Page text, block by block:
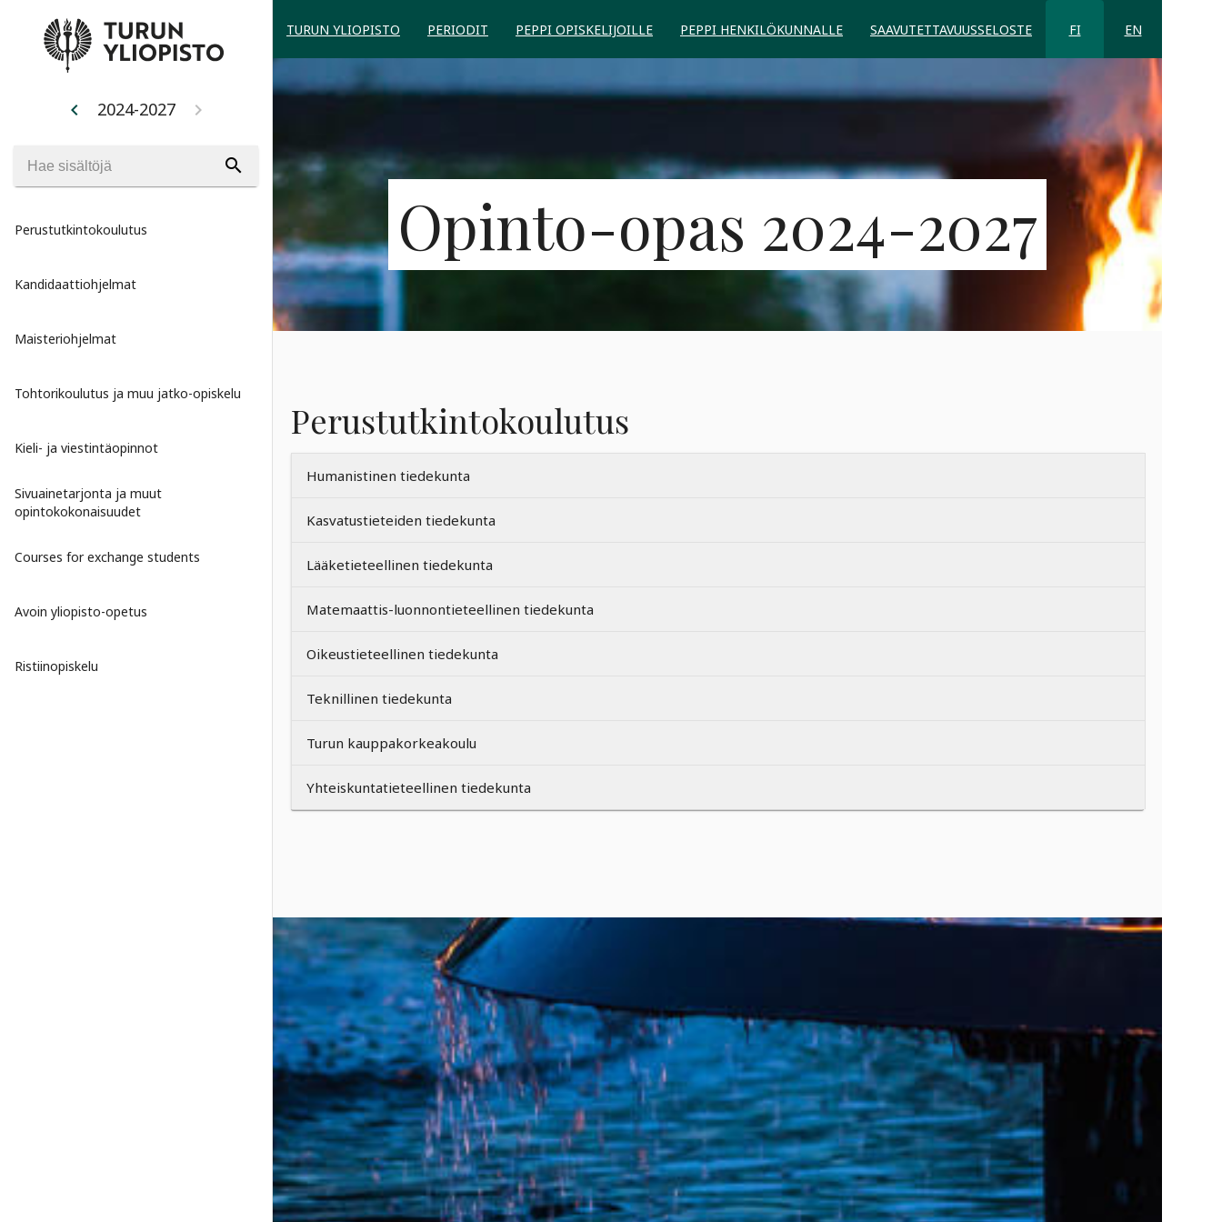
chevron_left 2024-2027 chevron_right
search
Perustutkintokoulutus
Kandidaattiohjelmat
Maisteriohjelmat
Tohtorikoulutus ja muu jatko-opiskelu
Kieli- ja viestintäopinnot
Sivuainetarjonta ja muut
opintokokonaisuudet
Courses for exchange students
Avoin yliopisto-opetus
Ristiinopiskelu
TURUN YLIOPISTO PERIODIT PEPPI OPISKELIJOILLE PEPPI HENKILÖKUNNALLE SAAVUTETTAVUUSSELOSTE FI EN
Opinto-opas 2024-2027
Perustutkintokoulutus
Humanistinen tiedekunta
Kasvatustieteiden tiedekunta
Lääketieteellinen tiedekunta
Matemaattis-luonnontieteellinen tiedekunta
Oikeustieteellinen tiedekunta
Teknillinen tiedekunta
Turun kauppakorkeakoulu
Yhteiskuntatieteellinen tiedekunta